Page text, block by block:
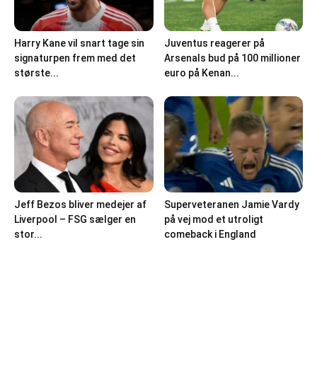
Harry Kane vil snart tage sin
signaturpen frem med det
største...
Juventus reagerer på
Arsenals bud på 100 millioner
euro på Kenan...
Jeff Bezos bliver medejer af
Liverpool – FSG sælger en
stor...
Superveteranen Jamie Vardy
på vej mod et utroligt
comeback i England